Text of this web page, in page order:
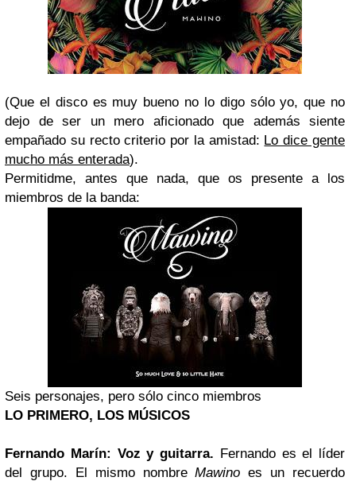
(Que el disco es muy bueno no lo digo sólo yo, que no
dejo de ser un mero aficionado que además siente
empañado su recto criterio por la amistad: Lo dice gente
mucho más enterada).
Permitidme, antes que nada, que os presente a los
miembros de la banda:
Seis personajes, pero sólo cinco miembros
LO PRIMERO, LOS MÚSICOS
Fernando Marín: Voz y guitarra. Fernando es el líder
del grupo. El mismo nombreMawino es un recuerdo